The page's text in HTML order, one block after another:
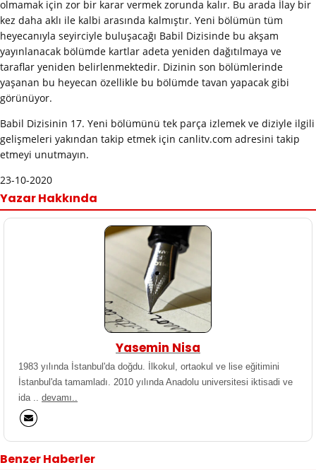
olmamak için zor bir karar vermek zorunda kalır. Bu arada İlay bir
kez daha aklı ile kalbi arasında kalmıştır. Yeni bölümün tüm
heyecanıyla seyirciyle buluşacağı Babil Dizisinde bu akşam
yayınlanacak bölümde kartlar adeta yeniden dağıtılmaya ve
taraflar yeniden belirlenmektedir. Dizinin son bölümlerinde
yaşanan bu heyecan özellikle bu bölümde tavan yapacak gibi
görünüyor.
Babil Dizisinin 17. Yeni bölümünü tek parça izlemek ve diziyle ilgili
gelişmeleri yakından takip etmek için canlitv.com adresini takip
etmeyi unutmayın.
23-10-2020
Yazar Hakkında
Yasemin Nisa
1983 yılında İstanbul'da doğdu. İlkokul, ortaokul ve lise eğitimini
İstanbul'da tamamladı. 2010 yılında Anadolu universitesi iktisadi ve
ida .. devamı..
Benzer Haberler